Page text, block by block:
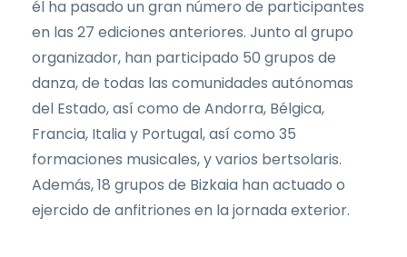
él ha pasado un gran número de participantes
en las 27 ediciones anteriores. Junto al grupo
organizador, han participado 50 grupos de
danza, de todas las comunidades autónomas
del Estado, así como de Andorra, Bélgica,
Francia, Italia y Portugal, así como 35
formaciones musicales, y varios bertsolaris.
Además, 18 grupos de Bizkaia han actuado o
ejercido de anfitriones en la jornada exterior.